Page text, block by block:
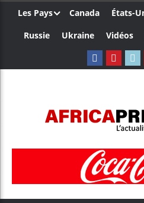
Les Pays Canada États-
Russie
Ukraine Vidéos